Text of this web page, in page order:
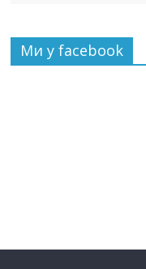
Ми у facebook